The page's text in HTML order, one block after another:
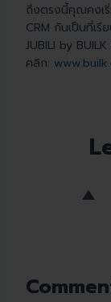
ถึงตรงนี้คุณคงเ
CRM กันเป็นที่เ
JUBILI by
คลิก: